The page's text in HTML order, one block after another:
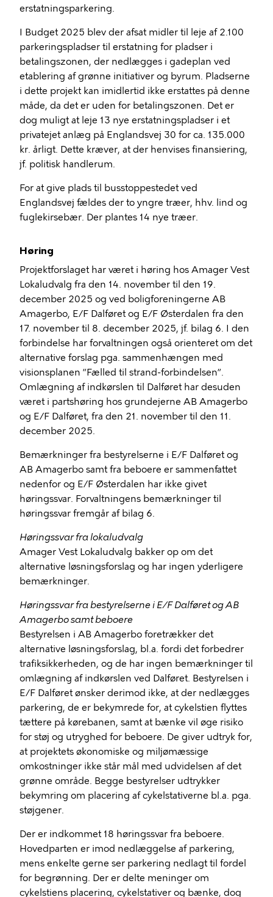
erstatningsparkering.
I Budget 2025 blev der afsat midler til leje af 2.100
parkeringspladser til erstatning for pladser i
betalingszonen, der nedlægges i gadeplan ved
etablering af grønne initiativer og byrum. Pladserne
i dette projekt kan imidlertid ikke erstattes på denne
måde, da det er uden for betalingszonen. Det er
dog muligt at leje 13 nye erstatningspladser i et
privatejet anlæg på Englandsvej 30 for ca. 135.000
kr. årligt. Dette kræver, at der henvises finansiering,
jf. politisk handlerum.
For at give plads til busstoppestedet ved
Englandsvej fældes der to yngre træer, hhv. lind og
fuglekirsebær. Der plantes 14 nye træer.
Høring
Projektforslaget har været i høring hos Amager Vest
Lokaludvalg fra den 14. november til den 19.
december 2025 og ved boligforeningerne AB
Amagerbo, E/F Dalføret og E/F Østerdalen fra den
17. november til 8. december 2025, jf. bilag 6. I den
forbindelse har forvaltningen også orienteret om det
alternative forslag pga. sammenhængen med
visionsplanen ”Fælled til strand-forbindelsen”.
Omlægning af indkørslen til Dalføret har desuden
været i partshøring hos grundejerne AB Amagerbo
og E/F Dalføret, fra den 21. november til den 11.
december 2025.
Bemærkninger fra bestyrelserne i E/F Dalføret og
AB Amagerbo samt fra beboere er sammenfattet
nedenfor og E/F Østerdalen har ikke givet
høringssvar. Forvaltningens bemærkninger til
høringssvar fremgår af bilag 6.
Høringssvar fra lokaludvalg
Amager Vest Lokaludvalg bakker op om det
alternative løsningsforslag og har ingen yderligere
bemærkninger.
Høringssvar fra bestyrelserne i E/F Dalføret og AB
Amagerbo samt beboere
Bestyrelsen i AB Amagerbo foretrækker det
alternative løsningsforslag, bl.a. fordi det forbedrer
trafiksikkerheden, og de har ingen bemærkninger til
omlægning af indkørslen ved Dalføret. Bestyrelsen i
E/F Dalføret ønsker derimod ikke, at der nedlægges
parkering, de er bekymrede for, at cykelstien flyttes
tættere på kørebanen, samt at bænke vil øge risiko
for støj og utryghed for beboere. De giver udtryk for,
at projektets økonomiske og miljømæssige
omkostninger ikke står mål med udvidelsen af det
grønne område. Begge bestyrelser udtrykker
bekymring om placering af cykelstativerne bl.a. pga.
støjgener.
Der er indkommet 18 høringssvar fra beboere.
Hovedparten er imod nedlæggelse af parkering,
mens enkelte gerne ser parkering nedlagt til fordel
for begrønning. Der er delte meninger om
cykelstiens placering, cykelstativer og bænke, dog